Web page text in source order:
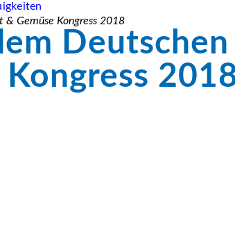
& Gemüse Kongress 2018
Kongress